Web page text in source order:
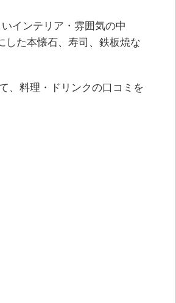
インテリア・雰囲気の中
した本懐石、寿司、鉄板焼な
、料理・ドリンクの口コミを